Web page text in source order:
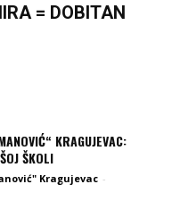
= DOBITAN
KRAGUJEVAC:
ŠKOLI
Kragujevac -